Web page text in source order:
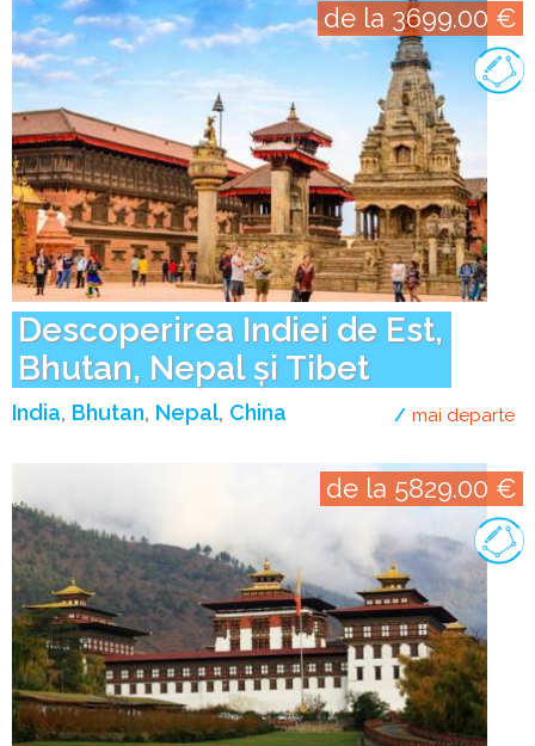
Descoperirea Indiei de Est,
Bhutan, Nepal și Tibet
India Bhutan Nepal China
de la 3699.00 €
mai departe
de la 5829.00 €